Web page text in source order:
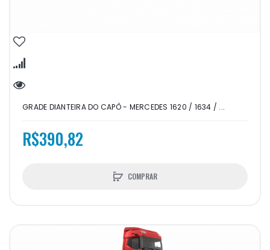
GRADE DIANTEIRA DO CAPÔ - MERCEDES 1620 / 1634 / ...
R$390,82
COMPRAR